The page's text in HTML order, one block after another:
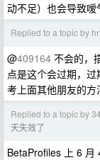
动不足）也会导致嗳
Replied to a topic by
@409164 不会的，
点是这个会过期，
考上面其他朋友的方
Replied to a topic by 34
天失效了
BetaProfiles 上 6 月